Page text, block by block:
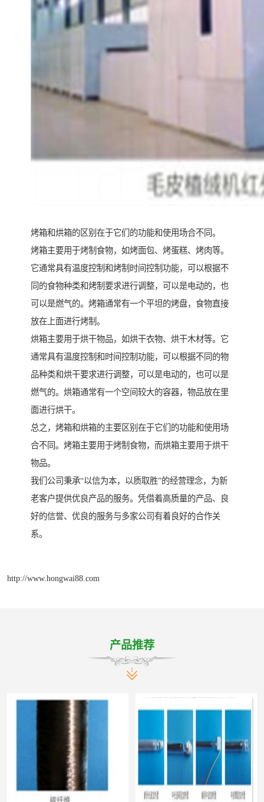
烤箱和烘箱的区别在于它们的功能和使用场合不同。
烤箱主要用于烤制食物，如烤面包、烤蛋糕、烤肉等。
它通常具有温度控制和烤制时间控制功能，可以根据不
同的食物种类和烤制要求进行调整，可以是电动的，也
可以是燃气的。烤箱通常有一个平坦的烤盘，食物直接
放在上面进行烤制。
烘箱主要用于烘干物品，如烘干衣物、烘干木材等。它
通常具有温度控制和时间控制功能，可以根据不同的物
品种类和烘干要求进行调整，可以是电动的，也可以是
燃气的。烘箱通常有一个空间较大的容器，物品放在里
面进行烘干。
总之，烤箱和烘箱的主要区别在于它们的功能和使用场
合不同。烤箱主要用于烤制食物，而烘箱主要用于烘干
物品。
我们公司秉承“以信为本，以质取胜”的经营理念，为新
老客户提供优良产品的服务。凭借着高质量的产品、良
好的信誉、优良的服务与多家公司有着良好的合作关
系。
http://www.hongwai88.com
产品推荐